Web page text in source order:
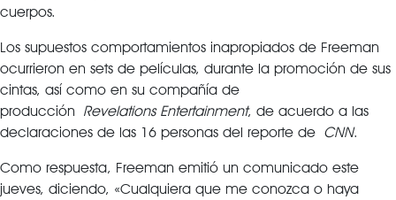
cuerpos.
Los supuestos comportamientos inapropiados de Freeman
ocurrieron en sets de películas, durante la promoción de sus
cintas, así como en su compañía de
producción Revelations Entertainment, de acuerdo a las
declaraciones de las 16 personas del reporte de CNN.
Como respuesta, Freeman emitió un comunicado este
jueves, diciendo, «Cualquiera que me conozca o haya